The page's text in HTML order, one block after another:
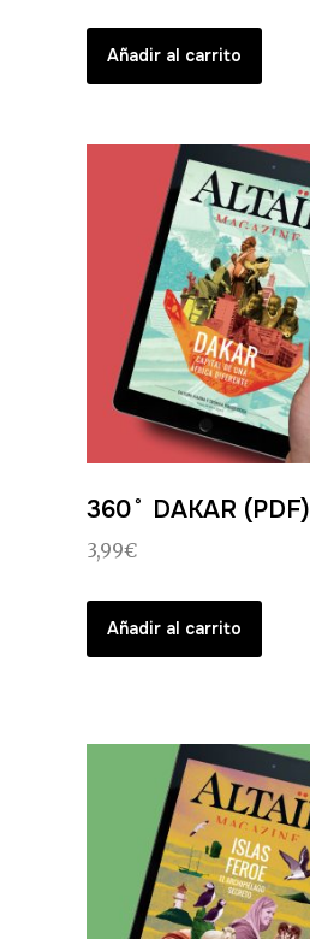
Añadir al carrito
360˚ DAKAR (PDF)
3,99€
Añadir al carrito